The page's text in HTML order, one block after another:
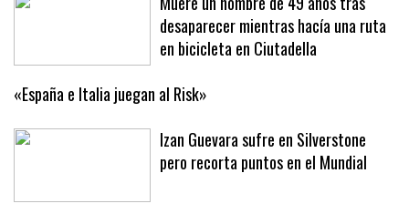
desaparecer mientras hacía una ruta
en bicicleta en Ciutadella
«España e Italia juegan al Risk»
Izan Guevara sufre en Silverstone
pero recorta puntos en el Mundial